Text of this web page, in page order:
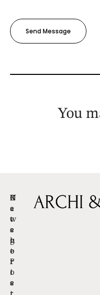
Send Message
You
C
a
t
e
g
o
r
i
e
R
e
c
e
n
t
P
o
s
N
e
w
s
l
e
t
t
e